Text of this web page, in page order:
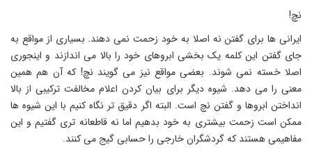
نچ!
ایرانی ها برای گفتن نه اصلا به خود زحمت نمی دهند. بسیاری از مواقع به
جای گفتن این کلمه یک بخشی ابروهای خود را بالا می اندازند و اینجوری
اصلا خسته نمی شوند. بعضی مواقع نیز می گویند نچ! که آن هم همین
معنی را می دهد. شیوه دیگر برای بیان کردن اعلام مخالفت ترکیبی از بالا
انداختن ابروها و گفتن نچ است. البته اگر دقیق تر نگاه کنیم با این شیوه ها
ممکن است زحمت بیشتری به خود بدهیم اما نه قاطعانه تری گفتیم و این
مفاهیمی هستند که گردشگران خارجی را حسابی گیج می کنند.